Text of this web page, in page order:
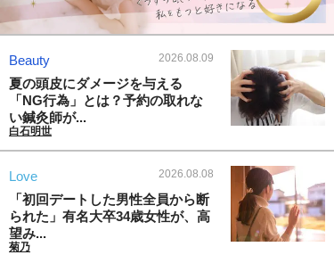
Beauty 2026.08.09
夏の頭皮にダメージを与える
「NG行為」とは？予約の取れな
い鍼灸師が...
白石明世
Love 2026.08.08
「初回デートした男性全員から断
られた」有名大卒34歳女性が、高
望み...
菊乃